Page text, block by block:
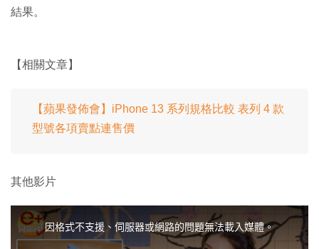
結果。
【相關文章】
【蘋果發佈會】iPhone 13 系列規格比較 表列 4 款
型號各項賣點連售價
其他影片
因格式不支援、伺服器或網路的問題無法載入媒體。